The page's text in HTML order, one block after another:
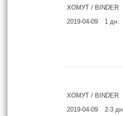
ХОМУТ / BINDER
2019-04-09
1 дн.
ХОМУТ / BINDER
2019-04-09
2-3 дн.